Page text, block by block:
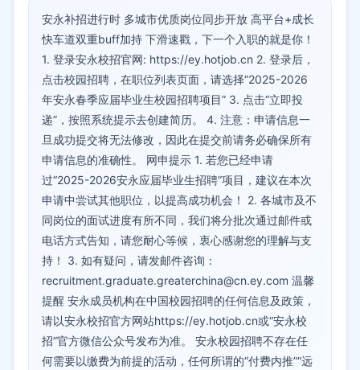
安永补招进行时 多城市优质岗位同步开放 高平台+成长
快车道双重buff加持 下滑速戳，下一个入职的就是你！
1. 登录安永校招官网: https://ey.hotjob.cn 2. 登录后，
点击校园招聘，在职位列表页面，请选择“2025-2026
年安永春季应届毕业生校园招聘项目” 3. 点击“立即投
递”，按照系统提示去创建简历。 4. 注意：申请信息一
旦成功提交将无法修改，因此在提交前请务必确保所有
申请信息的准确性。 网申提示 1. 若您已经申请
过“2025-2026安永应届毕业生招聘”项目，建议在本次
申请中尝试其他职位，以提高成功机会！ 2. 各城市及不
同岗位的面试进度有所不同，我们将分批次通过邮件或
电话方式告知，请您耐心等候，衷心感谢您的理解与支
持！ 3. 如有疑问，请发邮件咨询：
recruitment.graduate.greaterchina@cn.ey.com 温馨
提醒 安永成员机构在中国校园招聘的任何信息及政策，
请以安永校招官方网站https://ey.hotjob.cn或“安永校
招”官方微信公众号发布为准。 安永校园招聘不存在任
何需要以缴费为前提的活动，任何所谓的“付费内推”“远